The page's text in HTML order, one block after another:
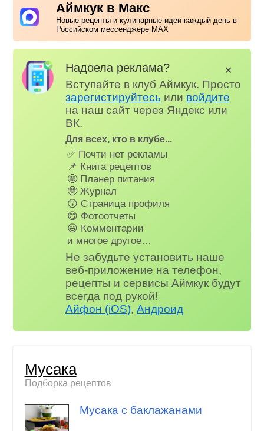
Аймкук в Макс
Новые рецепты и кулинарные идеи каждый день в
Российском мессенджере MAX
Надоела реклама?
Вступайте в клуб Аймкук. Просто
зарегистируйтесь или войдите
на наш сайт через Яндекс или
ВК.
Для всех, кто в клубе...
✅ Почти нет рекламы
📌 Книга рецептов
🤩 Планер питания
🤓 Журнал
😗 Страница профиля
😋 Фотоотчеты
😃 Комментарии
и многое другое…
Не забудьте установить наше
веб-приложение на телефон,
рецепты и сервисы Аймкук будут
всегда под рукой!
Айфон (iOS),Андроид
✕
Мусака
Подборка рецептов
Мусака с баклажанами